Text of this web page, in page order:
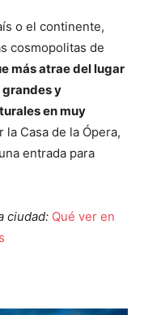
o el continente,
cosmopolitas de
más atrae del lugar
y
en muy
la Casa de la Ópera,
entrada para
ciudad: Qué ver en